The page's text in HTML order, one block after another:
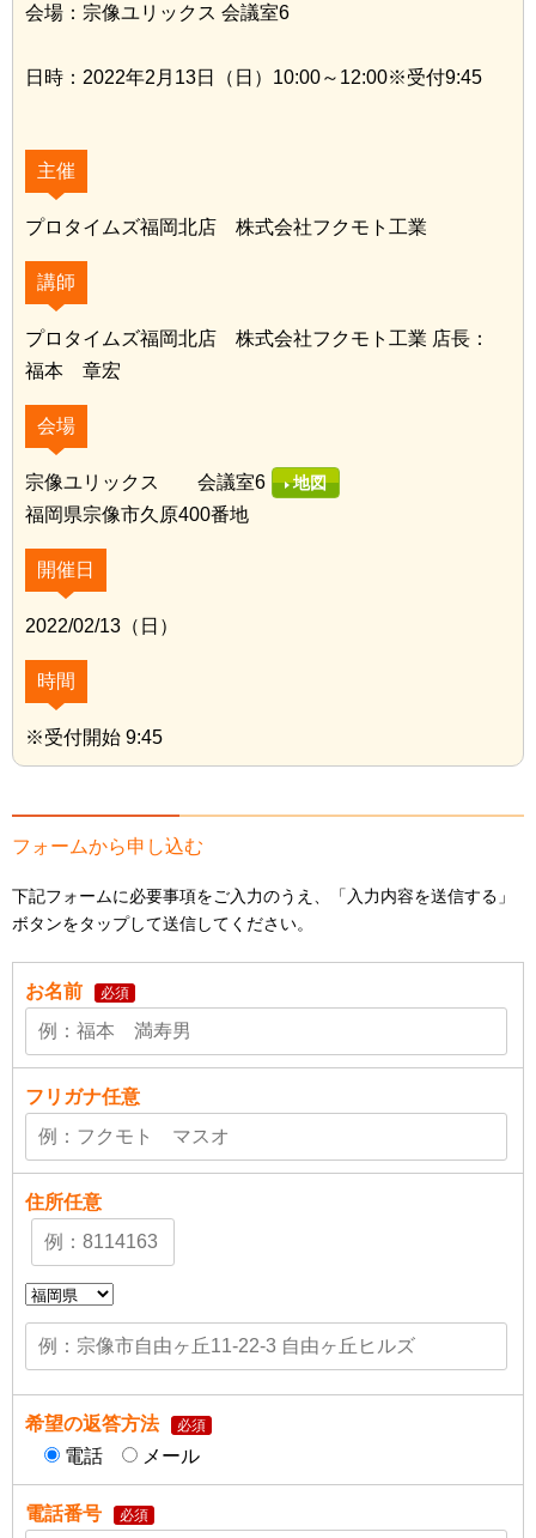
会場：宗像ユリックス 会議室6
日時：2022年2月13日（日）10:00～12:00※受付9:45
主催
プロタイムズ福岡北店 株式会社フクモト工業
講師
プロタイムズ福岡北店 株式会社フクモト工業 店長：
福本 章宏
会場
宗像ユリックス 会議室6 地図
福岡県宗像市久原400番地
開催日
2022/02/13（日）
時間
※受付開始 9:45
フォームから申し込む
下記フォームに必要事項をご入力のうえ、「入力内容を送信する」
ボタンをタップして送信してください。
お名前 必須
フリガナ任意
住所任意
希望の返答方法 必須
電話 メール
電話番号 必須